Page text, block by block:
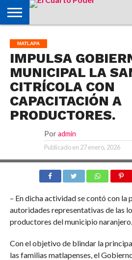
TAMAZUNCHALE
SAN MARTÍN
CHALCHICUAUTLA
MATLAPA
AXTLA DE
TERRAZAS
XILITLA
ZONA
HUASTECA
SLP
ZONA
MEDIA
ZONA
CENTRO
ALTIPLANO
TAMAULIPAS
CULTURA
HIDALGO
INTERNACIONAL
NACIONAL
DEPORTES
MATLAPA
IMPULSA
MUNICIPAL LA
CITRÍCOLA CON
CAPACITACIÓN A
PRODUCTORES.
Por admin
Publicado en 27 enero, 2026
– En dicha actividad se contó con la
autoridades representativas de las
productores del municipio naranjero.
Con el objetivo de blindar la
las familias matlapenses, el